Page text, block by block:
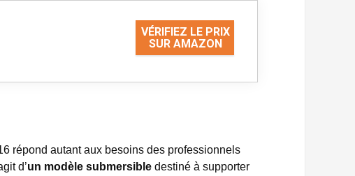
VÉRIFIEZ LE PRIX
SUR AMAZON
répond autant aux besoins des professionnels
d’un modèle submersible destiné à supporter